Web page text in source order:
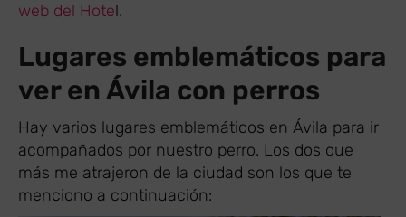
web del Hotel.
Lugares emblemáticos para
ver en Ávila con perros
Hay varios lugares emblemáticos en Ávila para ir
acompañados por nuestro perro. Los dos que
más me atrajeron de la ciudad son los que te
menciono a continuación: